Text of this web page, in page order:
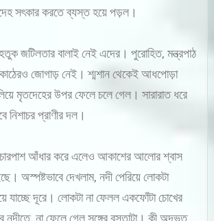
সৎকার করতে ব্যস্ত হয়ে পড়ল।
জটিলতার বালাই নেই এদের। পুরোহিত, মন্ত্রপাঠ
জোগাড় নেই। শ্মশান থেকেই আধপোড়া
মৃতদেহের উপর ফেলে চলে গেল। সারারাত ধরে
নিশাচর প্রাণীর দল।
আঁধার করে এলেও আকাশের আলোর শ্বাস
অস্পষ্টভাবে দেখলাম, নদী পেরিয়ে লোকটা
যাচ্ছে দূরে। লোকটা না ফেলল একফোঁটা চোখের
নদীতে, না ফেলে গেল সঙ্গের বস্তাটা। কী অদ্ভুত